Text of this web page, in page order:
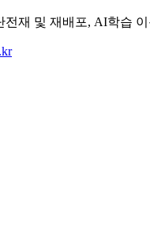
재 및 재배포, AI학습